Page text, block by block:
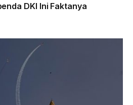
DKI Ini Faktanya